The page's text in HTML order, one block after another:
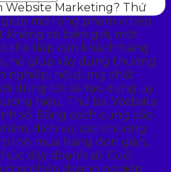
Website Marketing? Thứ
mở rộng phạm vi tiếp
có biên giới, một
thể tiếp cận khách hàng
nó giúp xây dựng thương
nghiệp, nội dung chất
dùng tốt sẽ tạo dựng uy
hiệu. Thứ ba, Website
số. Bằng cách cung cấp
dịch vụ, các chương
mua hàng đơn giản,
đẩy doanh số. Cuối
cho phép doanh nghiệp